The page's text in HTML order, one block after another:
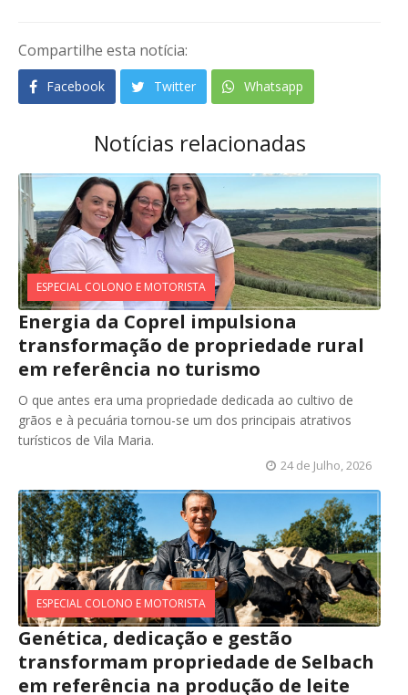
Compartilhe esta notícia:
Facebook Twitter Whatsapp
Notícias relacionadas
ESPECIAL COLONO E MOTORISTA
Energia da Coprel impulsiona
transformação de propriedade rural
em referência no turismo
O que antes era uma propriedade dedicada ao cultivo de
grãos e à pecuária tornou-se um dos principais atrativos
turísticos de Vila Maria.
24 de Julho, 2026
ESPECIAL COLONO E MOTORISTA
Genética, dedicação e gestão
transformam propriedade de Selbach
em referência na produção de leite